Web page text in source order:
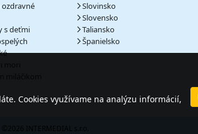
ozdravné
s deťmi
Slovinsko
Slovensko
Taliansko
Španielsko
©2026 INTERMEDIAL s.r.o.
Cookies využívame na analýzu informácií,